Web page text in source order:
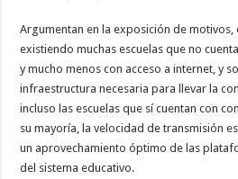
Argumentan en la exposición de motivos,
existiendo muchas escuelas que no
y mucho menos con acceso a internet, y
infraestructura necesaria para llevar la
incluso las escuelas que sí cuentan con
su mayoría, la velocidad de transmisión
un aprovechamiento óptimo de las
del sistema educativo.